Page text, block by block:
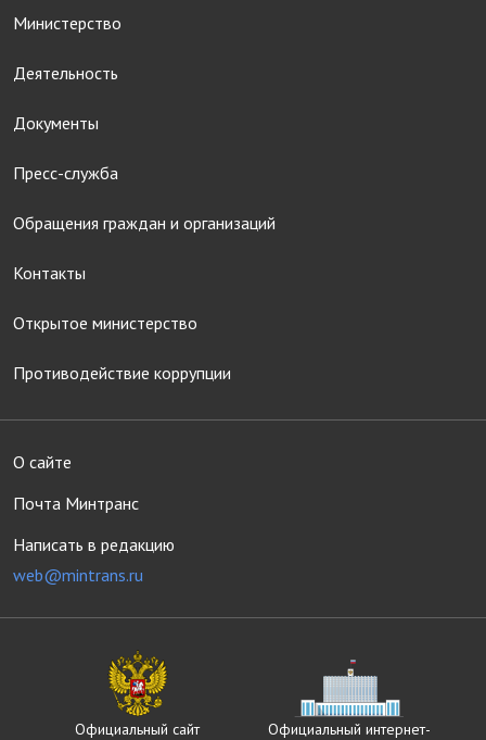
Министерство
Деятельность
Документы
Пресс-служба
Обращения граждан и организаций
Контакты
Открытое министерство
Противодействие коррупции
О сайте
Почта Минтранс
Написать в редакцию
web@mintrans.ru
Официальный сайт
Официальный интернет-